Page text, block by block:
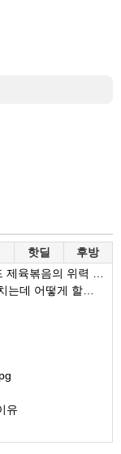
핫딜 후방
볶음의 위력 ㅋㅋ
어떻게 할까요?
유